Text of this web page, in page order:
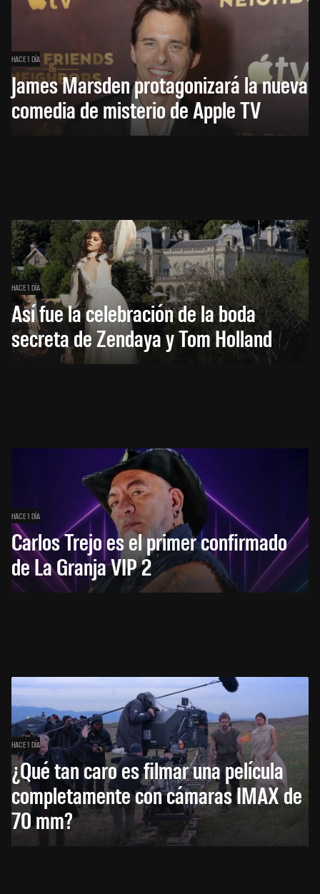
HACE 1 DÍA
James Marsden protagonizará la nueva
comedia de misterio de Apple TV
HACE 1 DÍA
Así fue la celebración de la boda
secreta de Zendaya y Tom Holland
HACE 1 DÍA
Carlos Trejo es el primer confirmado
de La Granja VIP 2
HACE 1 DÍA
¿Qué tan caro es filmar una película
completamente con cámaras IMAX de
70 mm?